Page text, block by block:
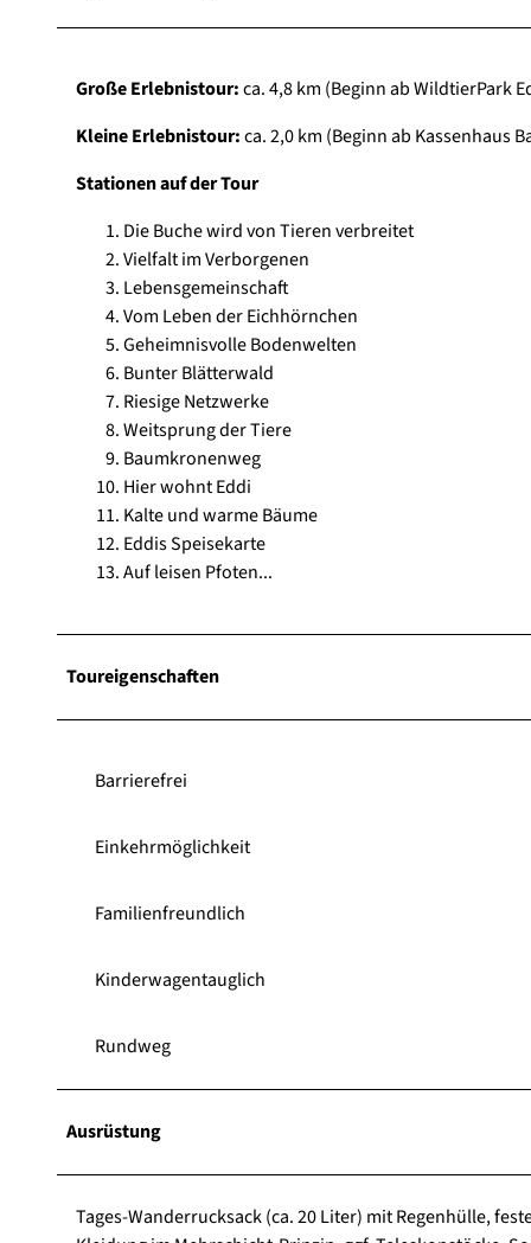
Große Erlebnistour:ca. 4,8 km (Beginn ab WildtierPark
Kleine Erlebnistour:ca. 2,0 km (Beginn ab Kassenhaus
Stationen auf der Tour
Die Buche wird von Tieren verbreitet
Vielfalt im Verborgenen
Lebensgemeinschaft
Vom Leben der Eichhörnchen
Geheimnisvolle Bodenwelten
Bunter Blätterwald
Riesige Netzwerke
Weitsprung der Tiere
Baumkronenweg
Hier wohnt Eddi
Kalte und warme Bäume
Eddis Speisekarte
Auf leisen Pfoten...
Toureigenschaften
Barrierefrei
Einkehrmöglichkeit
Familienfreundlich
Kinderwagentauglich
Rundweg
Ausrüstung
Tages-Wanderrucksack (ca. 20 Liter) mit Regenhülle,